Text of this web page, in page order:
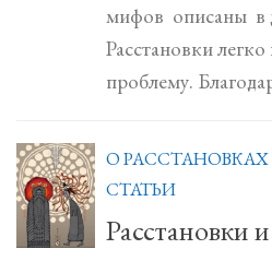
мифов описаны в
Расстановки
проблему.
О РАССТАНОВКАХ
СТАТЬИ
Расстановки